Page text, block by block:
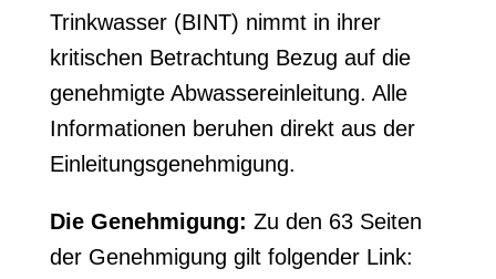
Trinkwasser (BINT) nimmt in ihrer
kritischen Betrachtung Bezug auf die
genehmigte Abwassereinleitung. Alle
Informationen beruhen direkt aus der
Einleitungsgenehmigung.
Die Genehmigung: Zu den 63 Seiten
der Genehmigung gilt folgender Link: